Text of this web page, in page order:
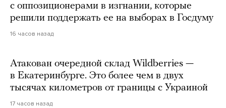
с оппозиционерами в изгнании, которые
решили поддержать ее на выборах в Госдуму
16 часов назад
Атакован очередной склад Wildberries —
в Екатеринбурге. Это более чем в двух
тысячах километров от границы с Украиной
17 часов назад